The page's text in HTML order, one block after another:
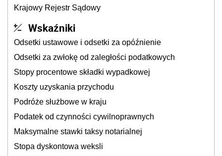
Krajowy Rejestr Sądowy
Wskaźniki
Odsetki ustawowe i odsetki za opóźnienie
Odsetki za zwłokę od zaległości podatkowych
Stopy procentowe składki wypadkowej
Koszty uzyskania przychodu
Podróże służbowe w kraju
Podatek od czynności cywilnoprawnych
Maksymalne stawki taksy notarialnej
Stopa dyskontowa weksli